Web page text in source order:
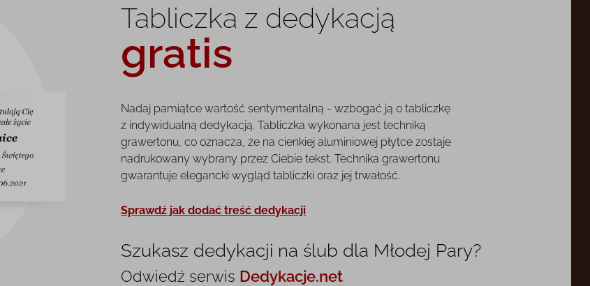
Tabliczka z dedykacją
gratis
Nadaj pamiątce wartość sentymentalną - wzbogać ją o tabliczkę
z indywidualną dedykacją. Tabliczka wykonana jest techniką
grawertonu, co oznacza, że na cienkiej aluminiowej płytce zostaje
nadrukowany wybrany przez Ciebie tekst. Technika grawertonu
gwarantuje elegancki wygląd tabliczki oraz jej trwałość.
Sprawdź jak dodać treść dedykacji
Szukasz dedykacji na ślub dla Młodej Pary?
Odwiedź serwis Dedykacje.net